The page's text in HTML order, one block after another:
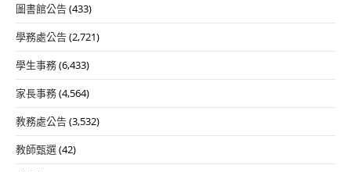
圖書館公告(433)
學務處公告(2,721)
學生事務(6,433)
家長事務(4,564)
教務處公告(3,532)
教師甄選(42)